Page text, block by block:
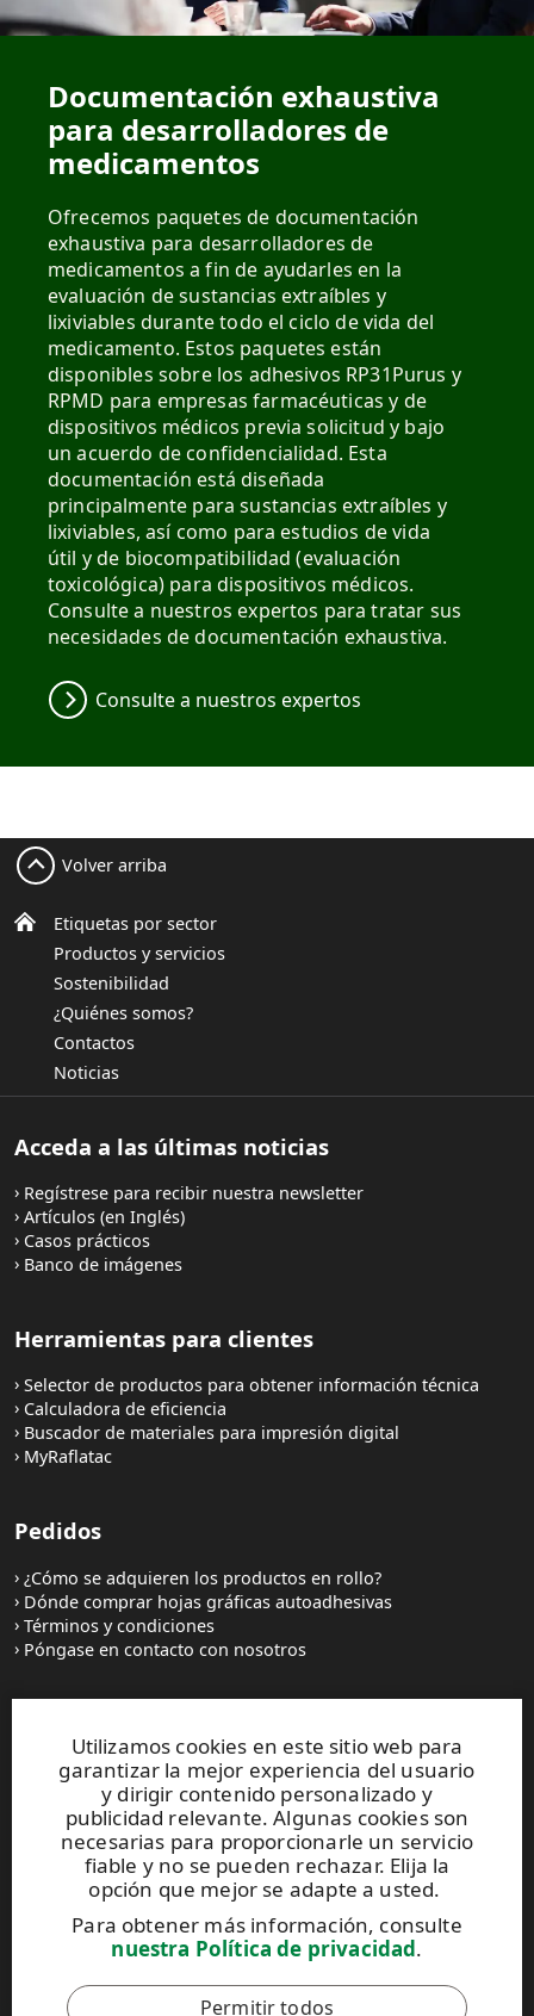
Documentación exhaustiva
para desarrolladores de
medicamentos
Ofrecemos paquetes de documentación
exhaustiva para desarrolladores de
medicamentos a fin de ayudarles en la
evaluación de sustancias extraíbles y
lixiviables durante todo el ciclo de vida del
medicamento. Estos paquetes están
disponibles sobre los adhesivos RP31Purus y
RPMD para empresas farmacéuticas y de
dispositivos médicos previa solicitud y bajo
un acuerdo de confidencialidad. Esta
documentación está diseñada
principalmente para sustancias extraíbles y
lixiviables, así como para estudios de vida
útil y de biocompatibilidad (evaluación
toxicológica) para dispositivos médicos.
Consulte a nuestros expertos para tratar sus
necesidades de documentación exhaustiva.
Consulte a nuestros expertos
Utilizamos cookies en este sitio web para
garantizar la mejor experiencia del usuario
y dirigir contenido personalizado y
publicidad relevante. Algunas cookies son
necesarias para proporcionarle un servicio
fiable y no se pueden rechazar. Elija la
opción que mejor se adapte a usted.
Para obtener más información, consulte
nuestra Política de privacidad.
Permitir todos
Etiquetas por sector
Productos y servicios
Sostenibilidad
¿Quiénes somos?
Contactos
Noticias
Volver arriba
Acceda a las últimas noticias
Regístrese para recibir nuestra newsletter
Artículos (en Inglés)
Casos prácticos
Banco de imágenes
Herramientas para clientes
Selector de productos para obtener información técnica
Calculadora de eficiencia
Buscador de materiales para impresión digital
MyRaflatac
Pedidos
¿Cómo se adquieren los productos en rollo?
Dónde comprar hojas gráficas autoadhesivas
Términos y condiciones
Póngase en contacto con nosotros
UPM Raflatac Graphics Solutions
UPM Raflatac Office Products
UPM Raflatac Industrial Removables
Contactos
Este sitio está protegido por reCAPTCHA y se aplican
Política de privacidad y losTérminos de servicio